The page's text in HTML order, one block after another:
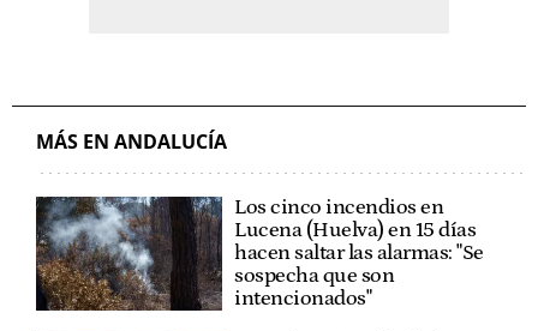
MÁS EN ANDALUCÍA
Los cinco incendios en
Lucena (Huelva) en 15 días
hacen saltar las alarmas: "Se
sospecha que son
intencionados"